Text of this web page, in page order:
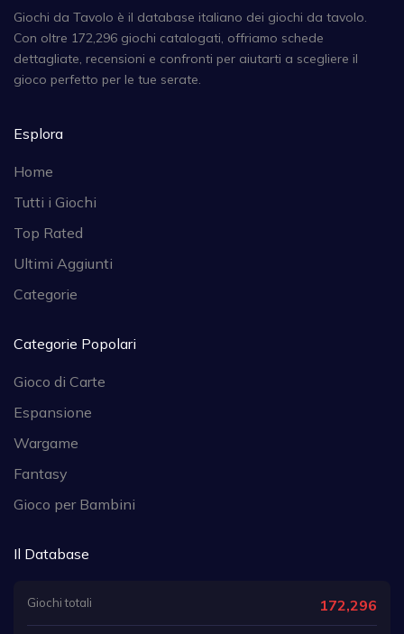
Giochi da Tavolo è il database italiano dei giochi da tavolo.
Con oltre 172,296 giochi catalogati, offriamo schede
dettagliate, recensioni e confronti per aiutarti a scegliere il
gioco perfetto per le tue serate.
Esplora
Home
Tutti i Giochi
Top Rated
Ultimi Aggiunti
Categorie
Categorie Popolari
Gioco di Carte
Espansione
Wargame
Fantasy
Gioco per Bambini
Il Database
Giochi totali 172,296